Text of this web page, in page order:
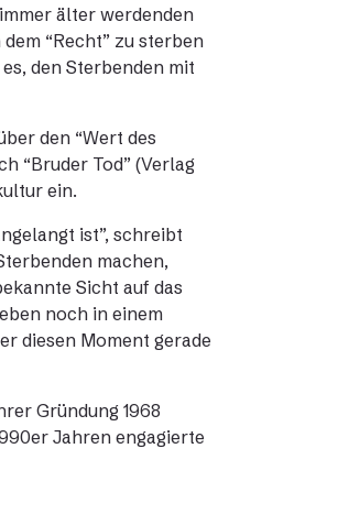
älter werdenden
“Recht” zu sterben
den Sterbenden mit
den “Wert des
“Bruder Tod” (Verlag
ein.
ist”, schreibt
machen,
Sicht auf das
noch in einem
diesen Moment gerade
Gründung 1968
Jahren engagierte